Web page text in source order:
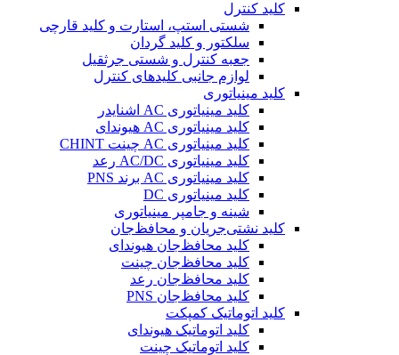
کلید کنترل
شستی استپ، استارت و کلید قارچی
سلکتور و کلید گردان
جعبه کنترل و شستی جرثقیل
لوازم جانبی کلیدهای کنترل
کلید مینیاتوری
کلید مینیاتوری AC اشنایدر
کلید مینیاتوری AC هیوندای
کلید مینیاتوری AC چینت CHINT
کلید مینیاتوری AC/DC رعد
کلید مینیاتوری AC برند PNS
کلید مینیاتوری DC
شینه و جامپر مینیاتوری
کلید نشتی‌جریان و محافظ‌جان
کلید محافظ‌جان هیوندای
کلید محافظ‌جان چینت
کلید محافظ‌جان رعد
کلید محافظ‌جان PNS
کلید اتوماتیک کمپکت
کلید اتوماتیک هیوندای
کلید اتوماتیک چینت